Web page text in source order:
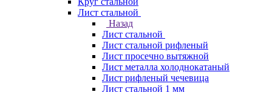
Лист стальной
Назад
Лист стальной
Лист стальной рифленый
Лист просечно вытяжной
Лист металла холоднокатаный
Лист рифленый чечевица
Лист стальной 1 мм